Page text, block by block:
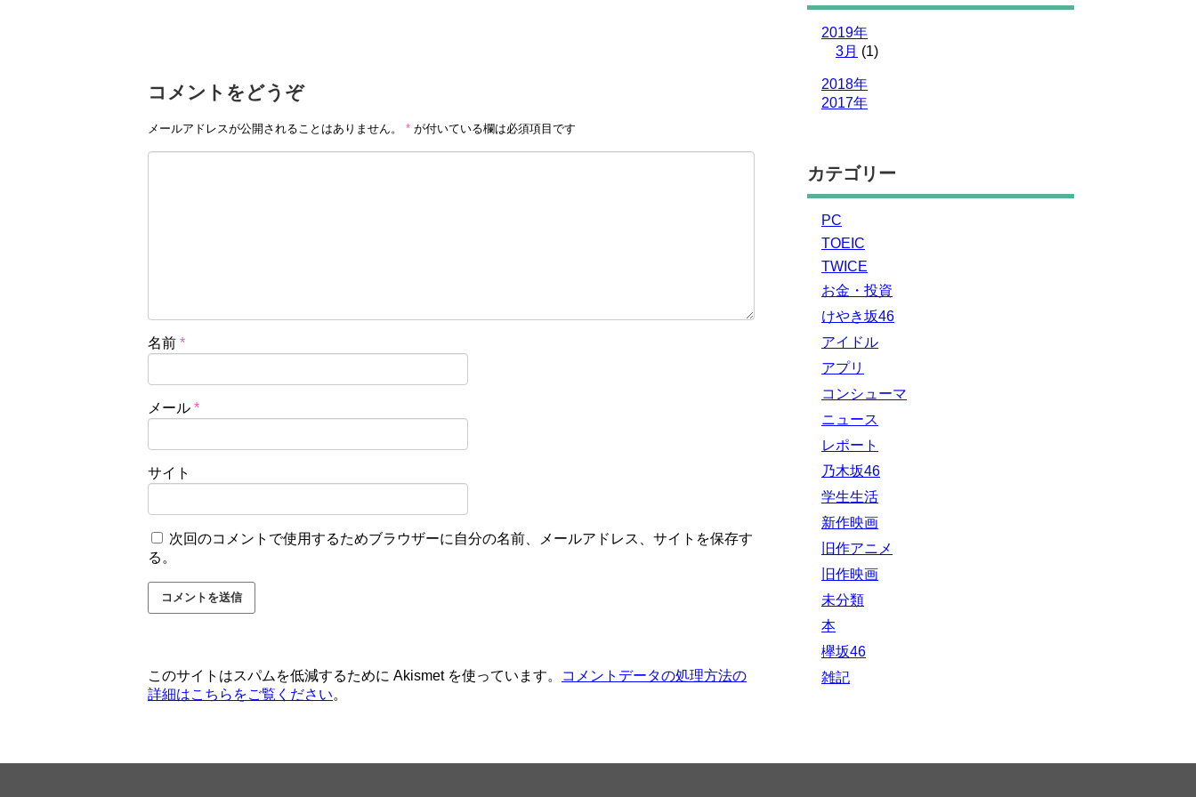
コメントをどうぞ
メールアドレスが公開されることはありません。 * が付いている欄は必須項目です
名前 *
メール *
サイト
次回のコメントで使用するためブラウザーに自分の名前、メールアドレス、サイトを保存す
る。
このサイトはスパムを低減するために Akismet を使っています。
コメントデータの処理方法の
詳細はこちらをご覧ください。
2019年
3月 (1)
2018年
2017年
カテゴリー
PC
TOEIC
TWICE
お金・投資
けやき坂46
アイドル
アプリ
コンシューマ
ニュース
レポート
乃木坂46
学生生活
新作映画
旧作アニメ
旧作映画
未分類
本
欅坂46
雑記